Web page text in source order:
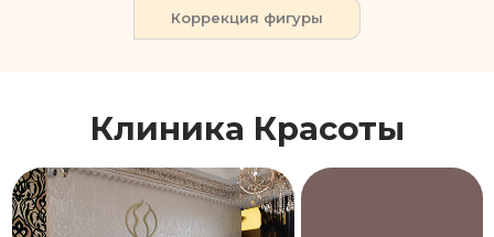
Коррекция фигуры